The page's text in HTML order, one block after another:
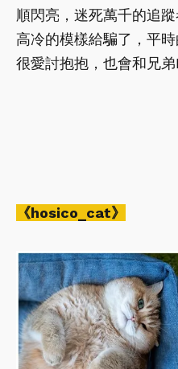
順閃亮，迷死萬千的追
高冷的模樣給騙了，平
很愛討抱抱，也會和兄
《hosico_cat》